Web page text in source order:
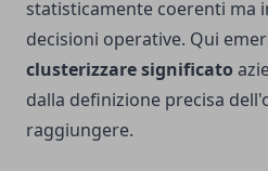
statisticamente coerenti ma
decisioni operative. Qui
clusterizzare significato
dalla definizione precisa
raggiungere.